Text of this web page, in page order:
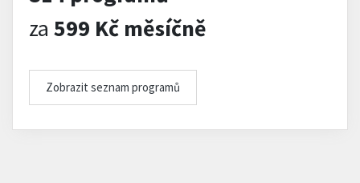
za 599 Kč měsíčně
Zobrazit seznam programů